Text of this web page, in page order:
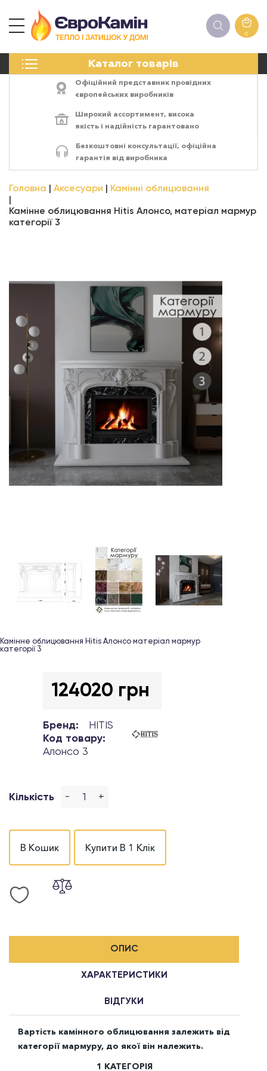
0
Каталог товарів
ПЕЧІ
ЕЛЕКТРОКАМІНИ
АКСЕСУАРИ
Офіційний представник провідних
європейських виробників
Широкий ассортимент, висока
якість і надійність гарантовано
Безкоштовні консультації, офіційна
гарантія від виробника
Головна Аксесуари Камінні облицювання
Камінне облицювання Hitis Алонсо, матеріал мармур
категорії 3
Камінне облицювання Hitis Алонсо матеріал мармур
категорії 3
124020 грн
Бренд:
HITIS
Код товару:
Алонсо 3
Кількість - +
В Кошик Купити В 1 Клік
ОПИС
ХАРАКТЕРИСТИКИ
ВІДГУКИ
Вартість камінного облицювання залежить від
категорії мармуру, до якої він належить.
1 КАТЕГОРІЯ